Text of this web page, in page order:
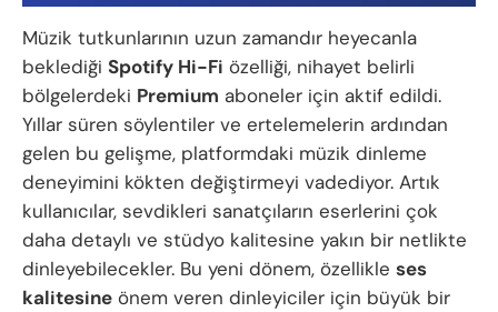
Müzik tutkunlarının uzun zamandır heyecanla
beklediği Spotify Hi-Fi özelliği, nihayet belirli
bölgelerdeki Premium aboneler için aktif edildi.
Yıllar süren söylentiler ve ertelemelerin ardından
gelen bu gelişme, platformdaki müzik dinleme
deneyimini kökten değiştirmeyi vadediyor. Artık
kullanıcılar, sevdikleri sanatçıların eserlerini çok
daha detaylı ve stüdyo kalitesine yakın bir netlikte
dinleyebilecekler. Bu yeni dönem, özellikle ses
kalitesine önem veren dinleyiciler için büyük bir